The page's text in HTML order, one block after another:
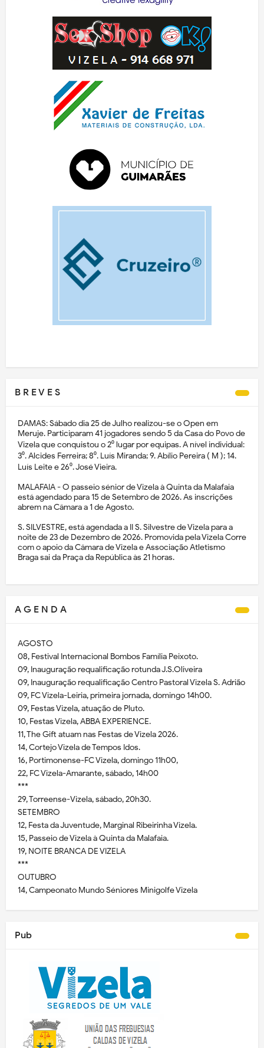
B R E V E S
DAMAS: Sábado dia 25 de Julho realizou-se o Open em
Meruje. Participaram 41 jogadores sendo 5 da Casa do Povo de
Vizela que conquistou o 2⁰ lugar por equipas. A nível individual:
3⁰. Alcides Ferreira; 8⁰. Luís Miranda; 9. Abílio Pereira ( M ); 14.
Luís Leite e 26⁰. José Vieira.
MALAFAIA - O passeio sénior de Vizela à Quinta da Malafaia
está agendado para 15 de Setembro de 2026. As inscrições
abrem na Câmara a 1 de Agosto.
S. SILVESTRE, está agendada a II S. Silvestre de Vizela para a
noite de 23 de Dezembro de 2026. Promovida pela Vizela Corre
com o apoio da Câmara de Vizela e Associação Atletismo
Braga sai da Praça da República às 21 horas.
A G E N D A
AGOSTO
08, Festival Internacional Bombos Família Peixoto.
09, Inauguração requalificação rotunda J.S.Oliveira
09, Inauguração requalificação Centro Pastoral Vizela S. Adrião
09, FC Vizela-Leiria, primeira jornada, domingo 14h00.
09, Festas Vizela, atuação de Pluto.
10, Festas Vizela, ABBA EXPERIENCE.
11, The Gift atuam nas Festas de Vizela 2026.
14, Cortejo Vizela de Tempos Idos.
16, Portimonense-FC Vizela, domingo 11h00,
22, FC Vizela-Amarante, sábado, 14h00
***
29, Torreense-Vizela, sábado, 20h30.
SETEMBRO
12, Festa da Juventude, Marginal Ribeirinha Vizela.
15, Passeio de Vizela à Quinta da Malafaia.
19, NOITE BRANCA DE VIZELA
***
OUTUBRO
14, Campeonato Mundo Séniores Minigolfe Vizela
Pub